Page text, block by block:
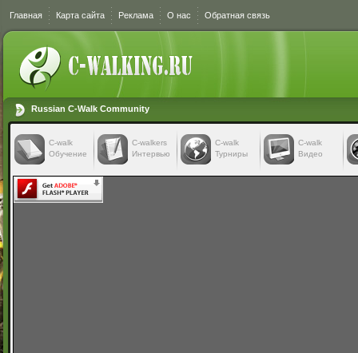
Главная Карта сайта Реклама О нас Обратная связь
Russian C-Walk Community
C-walk
Обучение
C-walkers
Интервью
С-walk
Турниры
С-walk
Видео